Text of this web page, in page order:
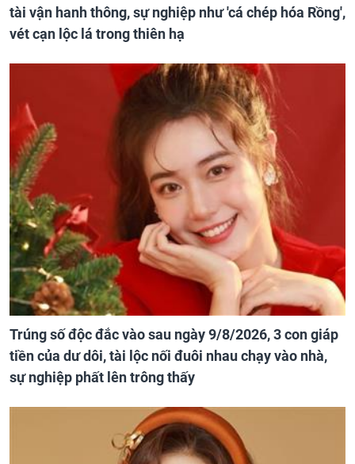
tài vận hanh thông, sự nghiệp như 'cá chép hóa Rồng',
vét cạn lộc lá trong thiên hạ
Trúng số độc đắc vào sau ngày 9/8/2026, 3 con giáp
tiền của dư dôi, tài lộc nối đuôi nhau chạy vào nhà,
sự nghiệp phất lên trông thấy